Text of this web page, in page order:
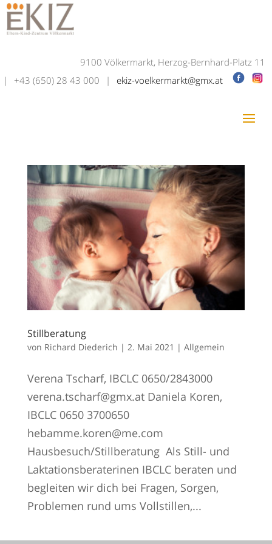
9100 Völkermarkt, Herzog-Bernhard-Platz 11
|
+43 (650) 28 43 000 | ekiz-voelkermarkt@gmx.at
Stillberatung
von Richard Diederich | 2. Mai 2021 | Allgemein
Verena Tscharf, IBCLC 0650/2843000
verena.tscharf@gmx.at Daniela Koren,
IBCLC 0650 3700650
hebamme.koren@me.com
Hausbesuch/Stillberatung Als Still- und
Laktationsberaterinen IBCLC beraten und
begleiten wir dich bei Fragen, Sorgen,
Problemen rund ums Vollstillen,...